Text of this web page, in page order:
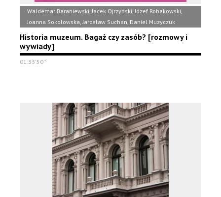
Waldemar Baraniewski, Jacek Ojrzyński, Józef Robakowski,
Joanna Sokołowska, Jarosław Suchan, Daniel Muzyczuk
Historia muzeum. Bagaż czy zasób? [rozmowy i
wywiady]
01:33'50''